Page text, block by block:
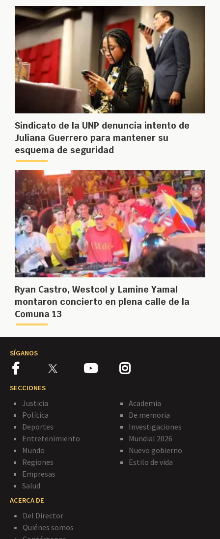
Sindicato de la UNP denuncia intento de
Juliana Guerrero para mantener su
esquema de seguridad
Ryan Castro, Westcol y Lamine Yamal
montaron concierto en plena calle de la
Comuna 13
SÍGANOS
SECCIONES
Justicia
Política
Deportes
Entretenimiento
Mundo
Regiones
Empresas
Salud
Academia
De memoria
Investigaciones
Mundial 2026
Nuevo gobierno
Estilo de vida
ACERCA DE
Del Director
Quiénes somos